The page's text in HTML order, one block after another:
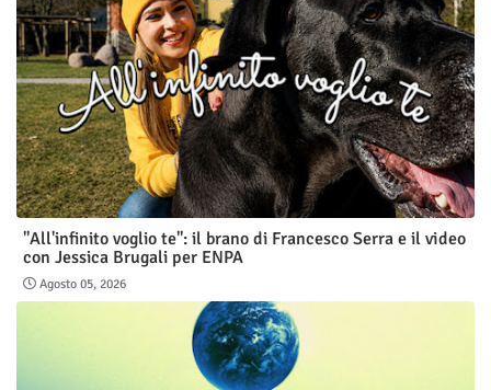
"All'infinito voglio te": il brano di Francesco Serra e il video
con Jessica Brugali per ENPA
Agosto 05, 2026